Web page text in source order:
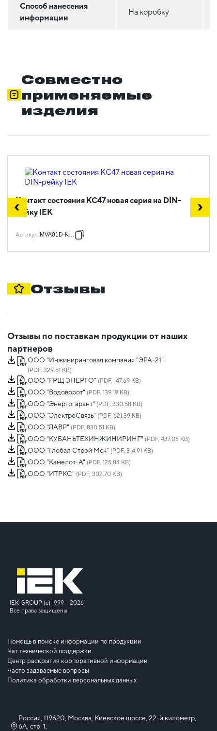
Способ нанесения
информации
На коробку
Совместно
применяемые
изделия
Контакт состояния КС47 новая серия на DIN-
рейку IEK
Артикул: MVA01D-KS-1
Отзывы
Отзывы по поставкам продукции от наших
партнеров
ООО "Инжиниринговая компания "ЭРА-21"
(PDF, 329.51 KB)
ООО "ГРЩ ЭНЕРГО" (PDF, 147.69 KB)
ООО "Водоворот" (PDF, 139.19 KB)
ООО "Энергогарант" (PDF, 330.58 KB)
ООО "ЭлектроСвязь" (PDF, 621.39 KB)
ООО "ЛАВР" (PDF, 830.51 KB)
ООО "КУБАНЬТЕХИНЖИНИРИНГ" (PDF, 437.08 KB)
ООО "Глобал Строй Мск" (PDF, 314.91 KB)
ООО "Камелот-А" (PDF, 125.84 KB)
ООО "ИТРКС" (PDF, 302.70 KB)
IEK GROUP (c) 1999 – 2026
Все права защищены
Помощь в поиске информации по продукции
Чат технической поддержки
Центр раскрытия корпоративной информации
Часто задаваемые вопросы
Политика обработки персональных данных
Россия, 119620, Москва, Киевское шоссе, 22-й километр,
6А, стр. 1,